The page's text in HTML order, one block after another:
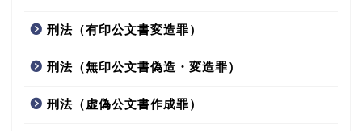
刑法（有印公文書変造罪）
刑法（無印公文書偽造・変造罪）
刑法（虚偽公文書作成罪）